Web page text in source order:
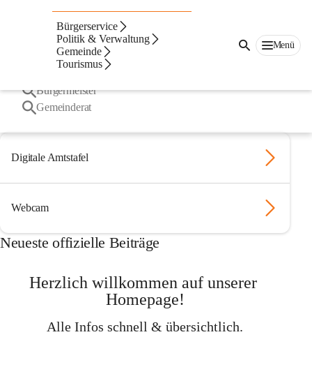
Bürgerservice
Politik & Verwaltung
Gemeinde
Tourismus
Menü
Häufige Suchbegriffe
Digitale Amtstafel
Bürgermeister
Gemeinderat
Digitale Amtstafel
Webcam
Neueste offizielle Beiträge
Herzlich willkommen auf unserer
Homepage!
Alle Infos schnell & übersichtlich.